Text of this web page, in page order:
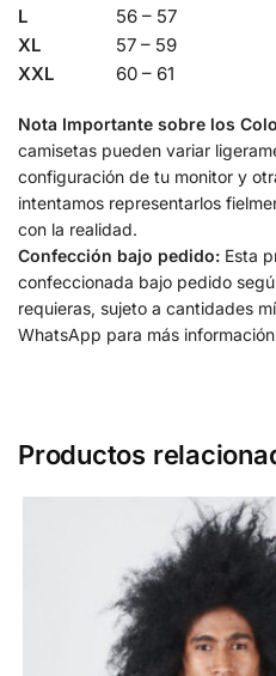
L
56 – 57
XL
57 – 59
XXL
60 – 61
Nota Importante sobre los
camisetas pueden variar
configuración de tu monitor y
intentamos representarlos
con la realidad.
Confección bajo pedido: Esta
confeccionada bajo pedido
requieras, sujeto a cantidades
WhatsApp para más
Productos